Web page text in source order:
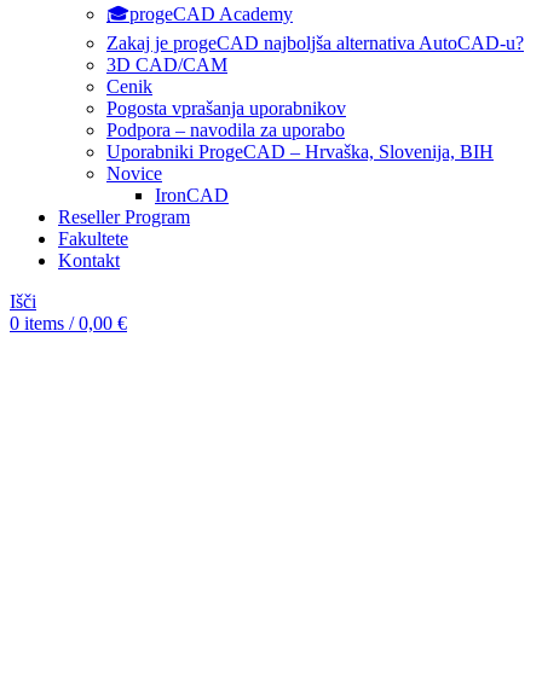
🎓progeCAD Academy
Zakaj je progeCAD najboljša alternativa AutoCAD-u?
3D CAD/CAM
Cenik
Pogosta vprašanja uporabnikov
Podpora – navodila za uporabo
Uporabniki ProgeCAD – Hrvaška, Slovenija, BIH
Novice
IronCAD
Reseller Program
Fakultete
Kontakt
Išči
0 items / 0,00 €